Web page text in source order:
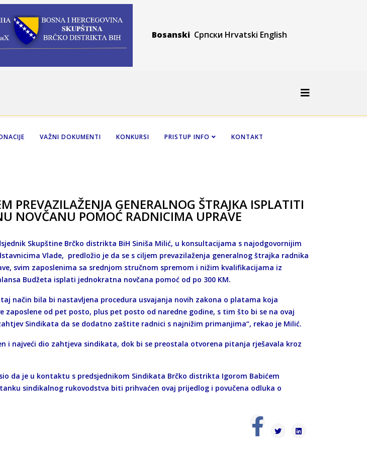
Bosanski Српски Hrvatski English
VAŽNI DOKUMENTI KONKURSI PRISTUP INFO KONTAKT
PREVAZILAŽENJA GENERALNOG ŠTRAJKA ISPLATITI
NOVČANU POMOĆ RADNICIMA UPRAVE
Skupštine Brčko distrikta BiH Siniša Milić, u konsultacijama s najodgovornijim
Vlade, predložio je da se s ciljem prevazilaženja generalnog štrajka radnika
svim zaposlenima sa srednjom stručnom spremom i nižim kvalifikacijama iz
Budžeta isplati jednokratna novčana pomoć od po 300 KM.
taj način bila bi nastavljena procedura usvajanja novih zakona o platama koja
zaposlene od pet posto, plus pet posto od naredne godine, s tim što bi se na ovaj
Sindikata da se dodatno zaštite radnici s najnižim primanjima“, rekao je Milić.
i najveći dio zahtjeva sindikata, dok bi se preostala otvorena pitanja rješavala kroz
da je u kontaktu s predsjednikom Sindikata Brčko distrikta Igorom Babićem
sindikalnog rukovodstva biti prihvaćen ovaj prijedlog i povučena odluka o